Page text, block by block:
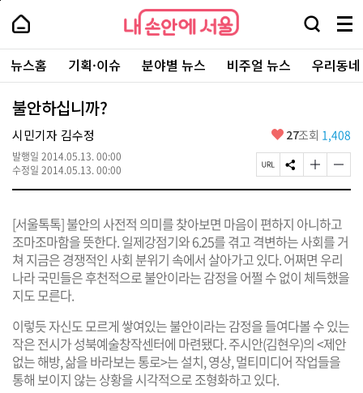
본
로
가
내
손
안
에
서
울
-
서
울
시
대
표
소
털
내
손
에
울
검
창
열
기
메
뉴
전
체
보
주
요
서
뉴스홈 기획·이슈 분야별 뉴스 비주얼 뉴스 우리동
불안하십니까?
시민기자 김수정
발행일 2014.05.13. 00:00
수정일 2014.05.13. 00:00
좋
요
27조회 1,408
페
이
R
L
복
사
S
N
유
하
기
글
자
크
게
변
경
하
글
자
작
게
변
경
하
[서울톡톡] 불안의 사전적 의미를 찾아보면 마음이 편하지 아니하고
조마조마함을 뜻한다. 일제강점기와 6.25를 겪고 격변하는 사회를 거
쳐 지금은 경쟁적인 사회 분위기 속에서 살아가고 있다. 어쩌면 우리
나라 국민들은 후천적으로 불안이라는 감정을 어쩔 수 없이 체득했을
지도 모른다.
이렇듯 자신도 모르게 쌓여있는 불안이라는 감정을 들여다볼 수 있는
작은 전시가 성북예술창작센터에 마련됐다. 주시안(김현우)의 <제안
없는 해방, 삶을 바라보는 통로>는 설치, 영상, 멀티미디어 작업들을
통해 보이지 않는 상황을 시각적으로 조형화하고 있다.
페
상
단
로